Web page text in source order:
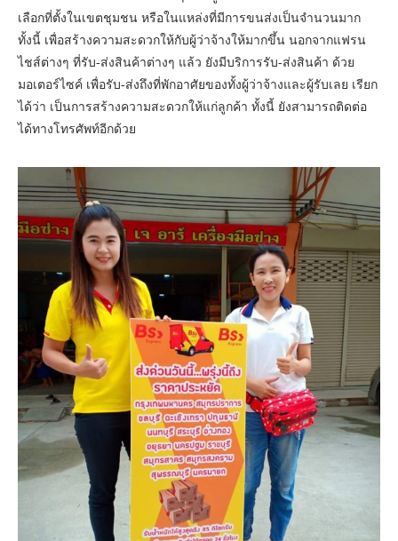
เลือกที่ตั้งในเขตชุมชน หรือในแหล่งที่มีการขนส่งเป็นจำนวนมาก
ทั้งนี้ เพื่อสร้างความสะดวกให้กับผู้ว่าจ้างให้มากขึ้น นอกจากแฟรน
ไชส์ต่างๆ ที่รับ-ส่งสินค้าต่างๆ แล้ว ยังมีบริการรับ-ส่งสินค้า ด้วย
มอเตอร์ไซค์ เพื่อรับ-ส่งถึงที่พักอาศัยของทั้งผู้ว่าจ้างและผู้รับเลย เรียก
ได้ว่า เป็นการสร้างความสะดวกให้แก่ลูกค้า ทั้งนี้ ยังสามารถติดต่อ
ได้ทางโทรศัพท์อีกด้วย